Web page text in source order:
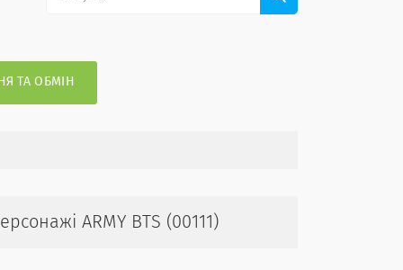
ТА ОБМІН
ARMY BTS (00111)